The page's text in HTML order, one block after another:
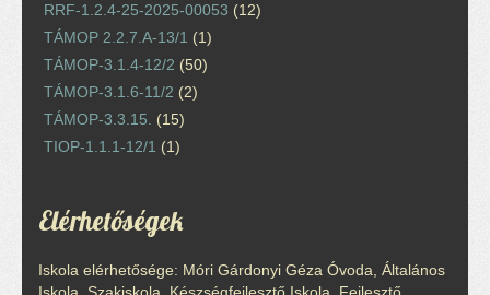
RRF-1.2.4-25-2025-00053 (12)
TÁMOP 2.2.7.A-13/1 (1)
TÁMOP-3.1.4-12/2 (50)
TÁMOP-3.1.6-11/2 (2)
TÁMOP-3.3.15.
(15)
TIOP-1.1.1-12/1 (1)
Elérhetőségek
Iskola elérhetősége: Móri Gárdonyi Géza Óvoda, Általános